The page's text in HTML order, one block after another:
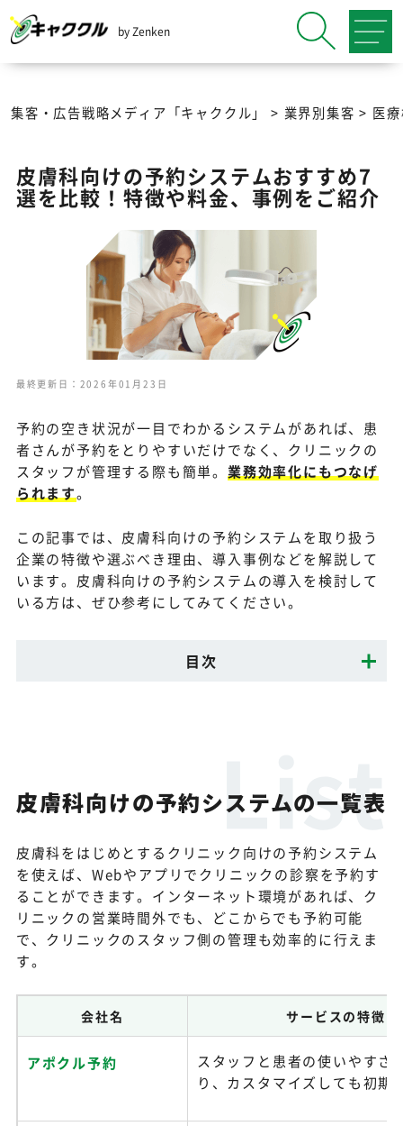
by Zenken
集客・広告戦略メディア「キャククル」 > 業界別集客 > 医
皮膚科向けの予約システムおすすめ7
選を比較！特徴や料金、事例をご紹介
最終更新日：2026年01月23日
予約の空き状況が一目でわかるシステムがあれば、患
者さんが予約をとりやすいだけでなく、クリニックの
スタッフが管理する際も簡単。 業務効率化にもつなげ
られます。
この記事では、皮膚科向けの予約システムを取り扱う
企業の特徴や選ぶべき理由、導入事例などを解説して
います。皮膚科向けの予約システムの導入を検討して
いる方は、ぜひ参考にしてみてください。
目次
皮膚科向けの予約システムの一覧表
皮膚科をはじめとするクリニック向けの予約システム
を使えば、Webやアプリでクリニックの診察を予約す
ることができます。インターネット環境があれば、ク
リニックの営業時間外でも、どこからでも予約可能
で、クリニックのスタッフ側の管理も効率的に行えま
す。
会社名 サービスの特徴
アポクル予約
スタッフと患者の使いやすさ
り、カスタマイズしても初期